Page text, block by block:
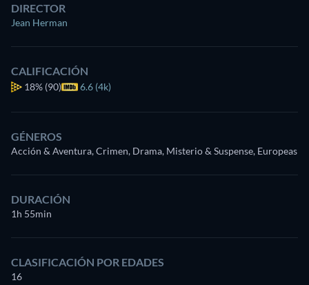
DIRECTOR
Jean Herman
CALIFICACIÓN
18% (90) 6.6 (4k)
GÉNEROS
Acción & Aventura, Crimen, Drama, Misterio & Suspense, Europeas
DURACIÓN
1h 55min
CLASIFICACIÓN POR EDADES
16